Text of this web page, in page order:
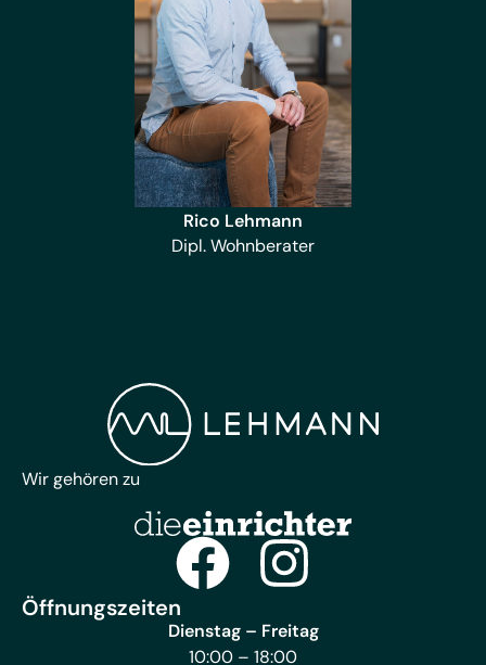
Rico Lehmann
Dipl. Wohnberater
Wir gehören zu
Öffnungszeiten
Dienstag – Freitag
10:00 – 18:00